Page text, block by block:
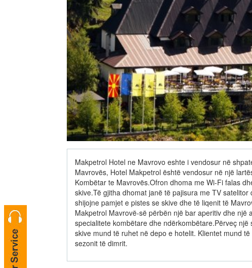
Makpetrol Hotel ne Mavrovo eshte i vendosur në
Mavrovës, Hotel Makpetrol është vendosur në një
Kombëtar te Mavrovës.Ofron dhoma me Wi-Fi falas
skive.Të gjitha dhomat janë të pajisura me TV
shijojne pamjet e pistes se skive dhe të liqenit të
Makpetrol Mavrovë-së përbën një bar aperitiv dhe një
specialitete kombëtare dhe ndërkombëtare.Përveç
skive mund të ruhet në depo e hotelit. Klientet mund
sezonit të dimrit.